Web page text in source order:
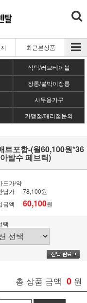
최근본상품
식탁/러브테이블
장롱/붙박이장롱
사무용가구
가맹점/대리점문의
트포함-(월60,100원*36
발수 페브릭)
드가/약
납가
78,100원
금액
60,100원
택
총 상품 금액 0 원